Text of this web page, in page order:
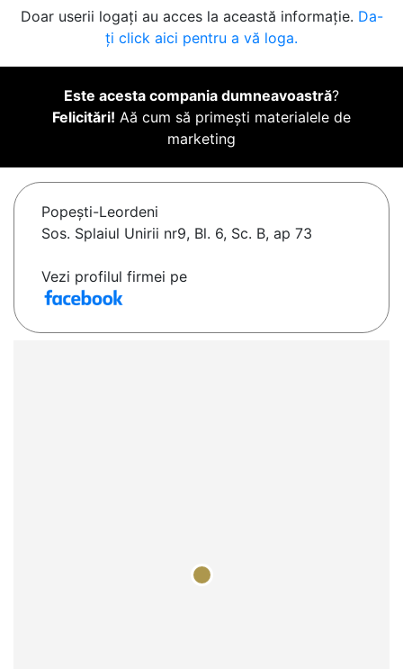
Doar userii logați au acces la această informație. Da-
ți click aici pentru a vă loga.
Este acesta compania dumneavoastră?
Felicitări! Aă cum să primești materialele de
marketing
Popeşti-Leordeni
Sos. Splaiul Unirii nr9, Bl. 6, Sc. B, ap 73
Vezi profilul firmei pe